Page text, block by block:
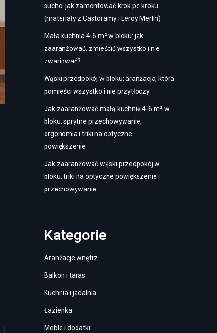
sucho: jak zamontować krok po kroku
(materiały z Castoramy i Leroy Merlin)
Mała kuchnia 4-6 m² w bloku: jak
zaaranżować, zmieścić wszystko i nie
zwariować?
Wąski przedpokój w bloku: aranżacja, która
pomieści wszystko i nie przytłoczy
Jak zaaranżować małą kuchnię 4-6 m² w
bloku: sprytne przechowywanie,
ergonomia i triki na optyczne
powiększenie
Jak zaaranżować wąski przedpokój w
bloku: triki na optyczne powiększenie i
przechowywanie
Kategorie
Aranżacje wnętrz
Balkon i taras
Kuchnia i jadalnia
Łazienka
Meble i dodatki